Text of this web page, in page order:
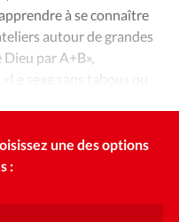
Trait d'Ixène
à se connaître
autour de grandes
par A+B»,
sexe sans tabou» ou
une des options
: